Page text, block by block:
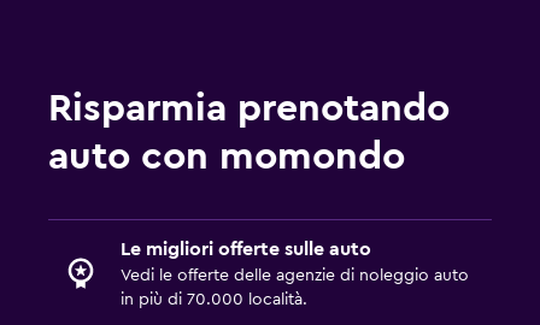
Risparmia prenotando
auto con momondo
Le migliori offerte sulle auto
Vedi le offerte delle agenzie di noleggio auto
in più di 70.000 località.